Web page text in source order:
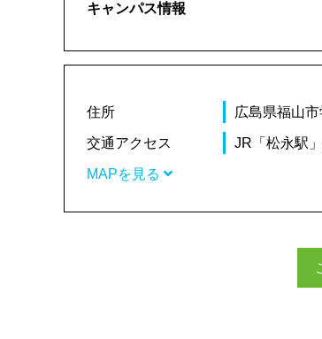
キャンパス情報
住所 広島県福山
交通アクセス JR「松永駅
MAPを見る